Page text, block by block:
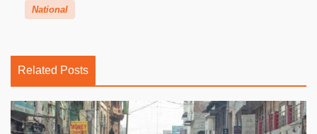
National
Related Posts